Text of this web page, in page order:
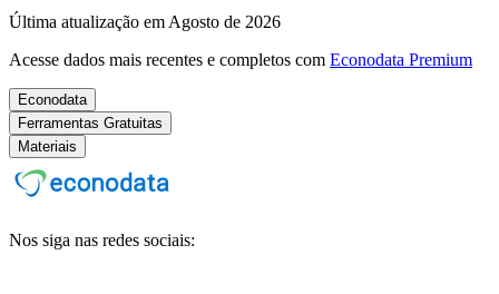
Última atualização em Agosto de 2026
Acesse dados mais recentes e completos com Econodata Premium
Econodata
Ferramentas Gratuitas
Materiais
Nos siga nas redes sociais: